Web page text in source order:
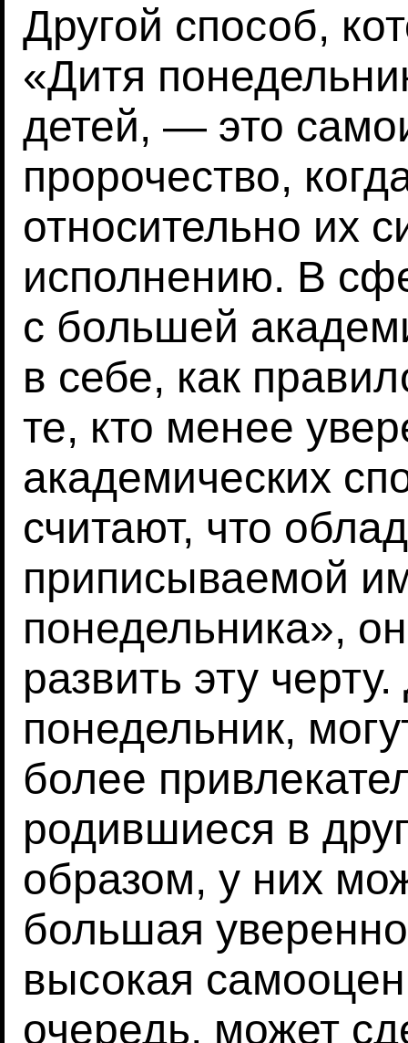
Другой способ,
«Дитя
детей, — это
пророчество,
относительно их
исполнению. В
с большей
в себе, как
те, кто менее
академических
считают, что
приписываемой
понедельника»,
развить эту
понедельник,
более
родившиеся в
образом, у них
большая
высокая
очередь, может